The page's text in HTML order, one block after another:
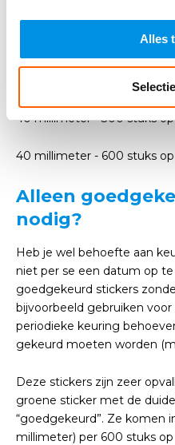
Alles
30 millimeter - 400 stuks
30 millimeter - 800 stuks op
40 millimeter - 300 stuks
40 millimeter - 600 stuks op
Alleen
nodig?
Heb je wel behoefte aan
niet per se een datum op
goedgekeurd stickers
bijvoorbeeld gebruiken
periodieke keuring
gekeurd moeten worden
Deze stickers zijn zeer
groene sticker met de
“goedgekeurd”. Ze komen
millimeter) per 600 stuks